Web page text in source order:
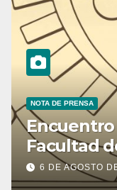
NOTA DE PRENSA
Facultad
Ministerio
6 DE AGOSTO